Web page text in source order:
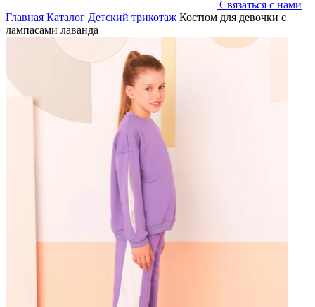
Связаться с нами
Главная Каталог Детский трикотаж Костюм для девочки с
лампасами лаванда